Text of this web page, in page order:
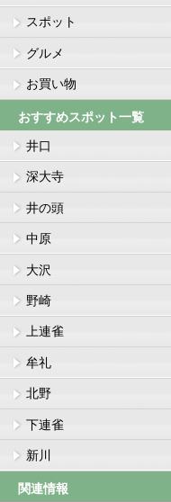
スポット
グルメ
お買い物
おすすめスポット一覧
井口
深大寺
井の頭
中原
大沢
野崎
上連雀
牟礼
北野
下連雀
新川
関連情報